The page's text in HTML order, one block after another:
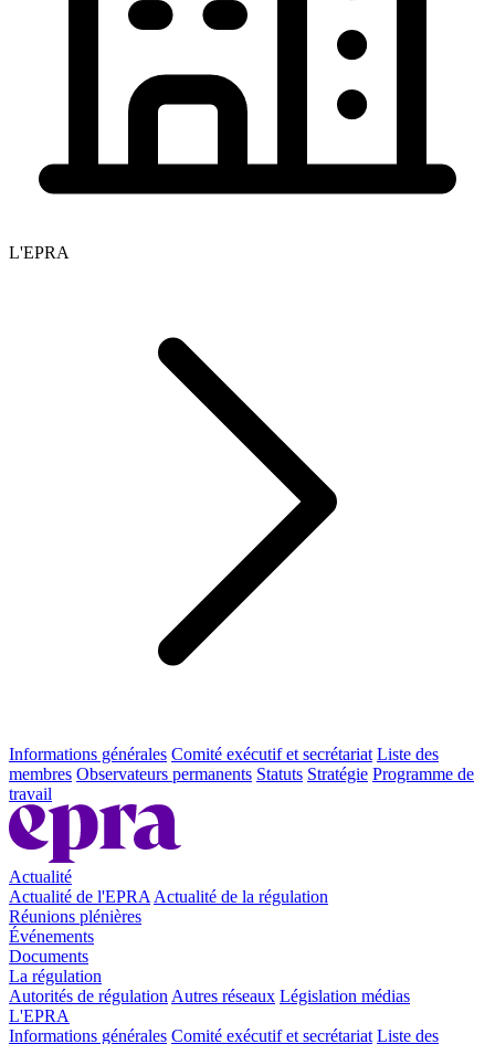
L'EPRA
Informations générales Comité exécutif et secrétariat Liste des
membres Observateurs permanents Statuts Stratégie Programme de
travail
Actualité
Actualité de l'EPRA Actualité de la régulation
Réunions plénières
Événements
Documents
La régulation
Autorités de régulation Autres réseaux Législation médias
L'EPRA
Informations générales Comité exécutif et secrétariat Liste des